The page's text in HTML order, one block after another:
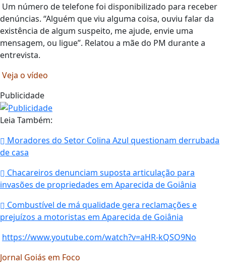
Um número de telefone foi disponibilizado para receber
denúncias. “Alguém que viu alguma coisa, ouviu falar da
existência de algum suspeito, me ajude, envie uma
mensagem, ou ligue”. Relatou a mãe do PM durante a
entrevista.
Veja o vídeo
Publicidade
Leia Também:
Moradores do Setor Colina Azul questionam derrubada
de casa
Chacareiros denunciam suposta articulação para
invasões de propriedades em Aparecida de Goiânia
Combustível de má qualidade gera reclamações e
prejuízos a motoristas em Aparecida de Goiânia
https://www.youtube.com/watch?v=aHR-kQSO9No
Jornal Goiás em Foco